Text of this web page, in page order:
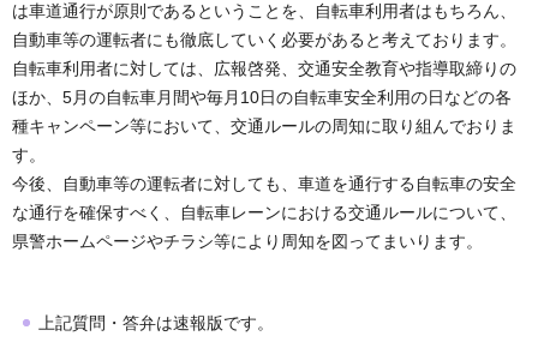
は車道通行が原則であるということを、自転車利用者はもちろん、
自動車等の運転者にも徹底していく必要があると考えております。
自転車利用者に対しては、広報啓発、交通安全教育や指導取締りの
ほか、5月の自転車月間や毎月10日の自転車安全利用の日などの各
種キャンペーン等において、交通ルールの周知に取り組んでおりま
す。
今後、自動車等の運転者に対しても、車道を通行する自転車の安全
な通行を確保すべく、自転車レーンにおける交通ルールについて、
県警ホームページやチラシ等により周知を図ってまいります。
上記質問・答弁は速報版です。